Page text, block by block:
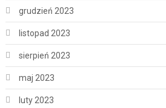
grudzień 2023
listopad 2023
sierpień 2023
maj 2023
luty 2023